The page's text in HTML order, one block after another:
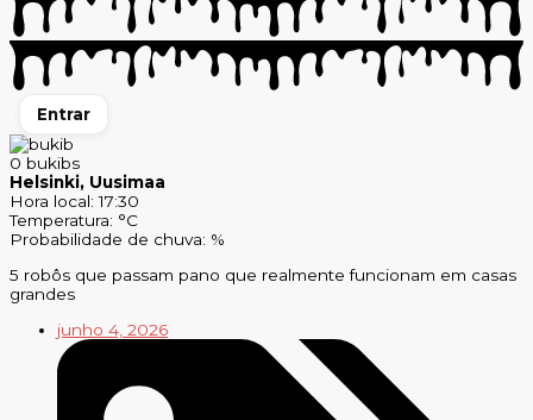
Entrar
0 bukibs
Helsinki, Uusimaa
Hora local: 17:30
Temperatura: °C
Probabilidade de chuva: %
5 robôs que passam pano que realmente funcionam em casas
grandes
junho 4, 2026